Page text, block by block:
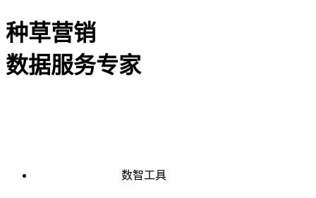
种草营销
数据服务专家
数智工具